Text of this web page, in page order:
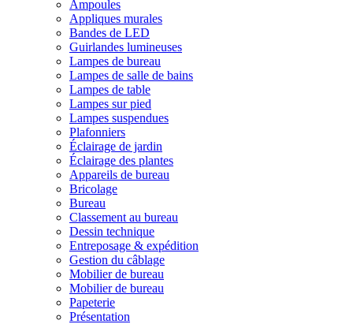
Ampoules
Appliques murales
Bandes de LED
Guirlandes lumineuses
Lampes de bureau
Lampes de salle de bains
Lampes de table
Lampes sur pied
Lampes suspendues
Plafonniers
Éclairage de jardin
Éclairage des plantes
Appareils de bureau
Bricolage
Bureau
Classement au bureau
Dessin technique
Entreposage & expédition
Gestion du câblage
Mobilier de bureau
Mobilier de bureau
Papeterie
Présentation